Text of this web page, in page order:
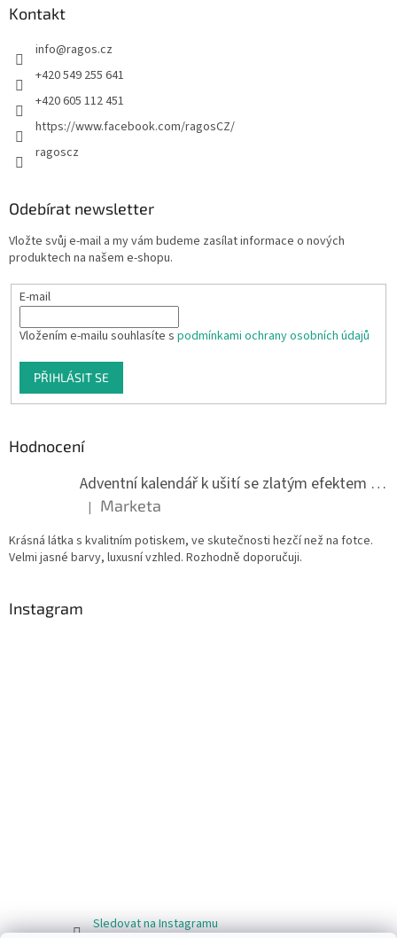
Kontakt
info@ragos.cz
+420 549 255 641
+420 605 112 451
https://www.facebook.com/ragosCZ/
ragoscz
Odebírat newsletter
Vložte svůj e-mail a my vám budeme zasílat informace o nových
produktech na našem e-shopu.
E-mail
Vložením e-mailu souhlasíte s podmínkami ochrany osobních údajů
PŘIHLÁSIT SE
Hodnocení
Adventní kalendář k ušití se zlatým efektem 042Q
Hodnocení produktu je 5 z 5 hvězdiček.
| Marketa
Krásná látka s kvalitním potiskem, ve skutečnosti hezčí než na fotce.
Velmi jasné barvy, luxusní vzhled. Rozhodně doporučuji.
Instagram
Sledovat na Instagramu